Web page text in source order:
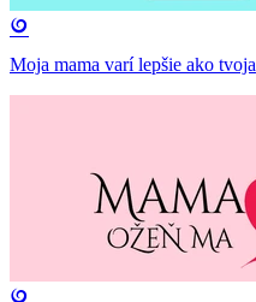
Moja mama varí lepšie ako tvoja